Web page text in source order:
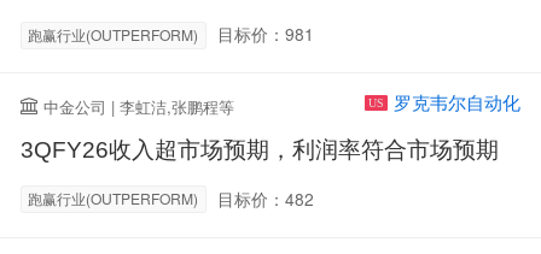
跑赢行业(OUTPERFORM) 目标价：981
中金公司 | 李虹洁,张鹏程等 US 罗克韦尔自动化
3QFY26收入超市场预期，利润率符合市场预期
跑赢行业(OUTPERFORM) 目标价：482